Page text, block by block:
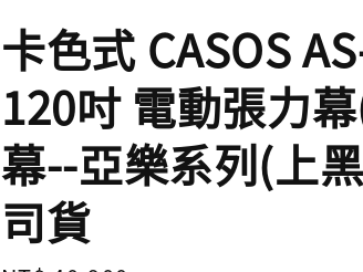
卡色式 CASOS
120吋 電動張力
幕--亞樂系列(上
司貨